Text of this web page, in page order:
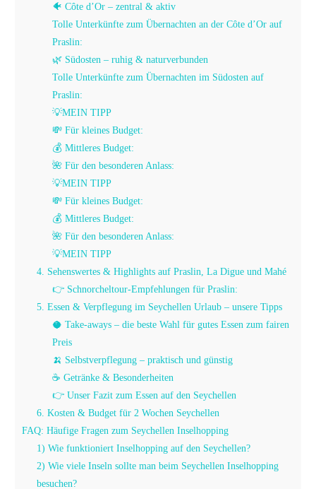
🐠 Côte d’Or – zentral & aktiv
Tolle Unterkünfte zum Übernachten an der Côte d’Or auf
Praslin:
🌿 Südosten – ruhig & naturverbunden
Tolle Unterkünfte zum Übernachten im Südosten auf
Praslin:
💡MEIN TIPP
💸 Für kleines Budget:
💰 Mittleres Budget:
🌺 Für den besonderen Anlass:
💡MEIN TIPP
💸 Für kleines Budget:
💰 Mittleres Budget:
🌺 Für den besonderen Anlass:
💡MEIN TIPP
4. Sehenswertes & Highlights auf Praslin, La Digue und Mahé
👉 Schnorcheltour-Empfehlungen für Praslin:
5. Essen & Verpflegung im Seychellen Urlaub – unsere Tipps
🥥 Take-aways – die beste Wahl für gutes Essen zum fairen
Preis
🍌 Selbstverpflegung – praktisch und günstig
☕ Getränke & Besonderheiten
👉 Unser Fazit zum Essen auf den Seychellen
6. Kosten & Budget für 2 Wochen Seychellen
FAQ: Häufige Fragen zum Seychellen Inselhopping
1) Wie funktioniert Inselhopping auf den Seychellen?
2) Wie viele Inseln sollte man beim Seychellen Inselhopping
besuchen?